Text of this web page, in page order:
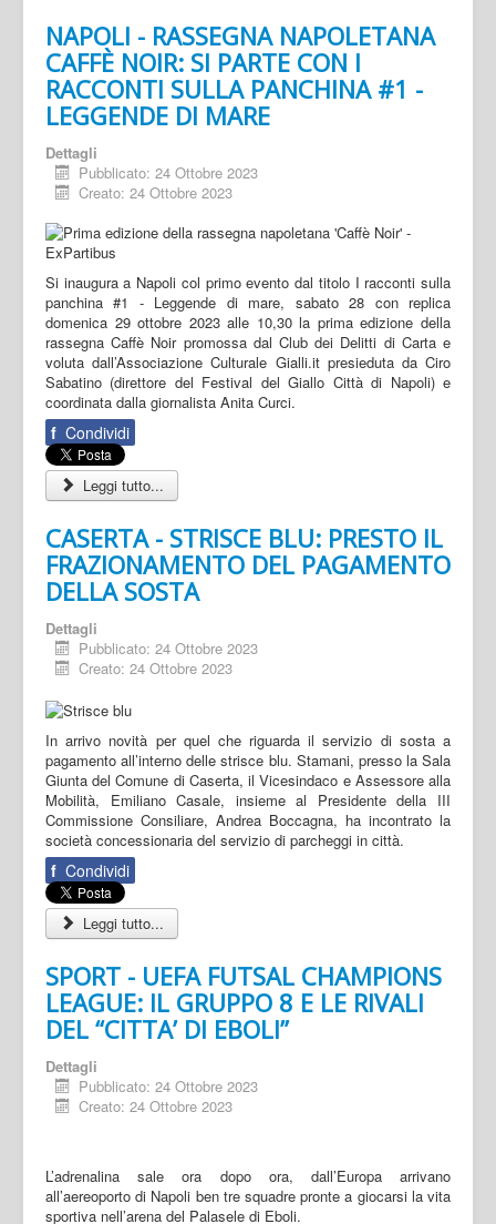
NAPOLI - RASSEGNA NAPOLETANA
CAFFÈ NOIR: SI PARTE CON I
RACCONTI SULLA PANCHINA #1 -
LEGGENDE DI MARE
Dettagli
Pubblicato: 24 Ottobre 2023
Creato: 24 Ottobre 2023
Si inaugura a Napoli col primo evento dal titolo I racconti sulla
panchina #1 - Leggende di mare, sabato 28 con replica
domenica 29 ottobre 2023 alle 10,30 la prima edizione della
rassegna Caffè Noir promossa dal Club dei Delitti di Carta e
voluta dall’Associazione Culturale Gialli.it presieduta da Ciro
Sabatino (direttore del Festival del Giallo Città di Napoli) e
coordinata dalla giornalista Anita Curci.
f Condividi
Leggi tutto...
CASERTA - STRISCE BLU: PRESTO IL
FRAZIONAMENTO DEL PAGAMENTO
DELLA SOSTA
Dettagli
Pubblicato: 24 Ottobre 2023
Creato: 24 Ottobre 2023
In arrivo novità per quel che riguarda il servizio di sosta a
pagamento all’interno delle strisce blu. Stamani, presso la Sala
Giunta del Comune di Caserta, il Vicesindaco e Assessore alla
Mobilità, Emiliano Casale, insieme al Presidente della III
Commissione Consiliare, Andrea Boccagna, ha incontrato la
società concessionaria del servizio di parcheggi in città.
f Condividi
Leggi tutto...
SPORT - UEFA FUTSAL CHAMPIONS
LEAGUE: IL GRUPPO 8 E LE RIVALI
DEL “CITTA’ DI EBOLI”
Dettagli
Pubblicato: 24 Ottobre 2023
Creato: 24 Ottobre 2023
L’adrenalina sale ora dopo ora, dall’Europa arrivano
all’aereoporto di Napoli ben tre squadre pronte a giocarsi la vita
sportiva nell’arena del Palasele di Eboli.